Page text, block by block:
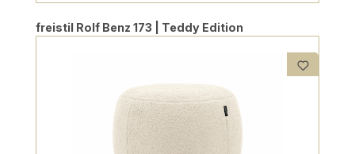
Produktgalerie überspringen
freistil Rolf Benz 173 | Teddy Edition